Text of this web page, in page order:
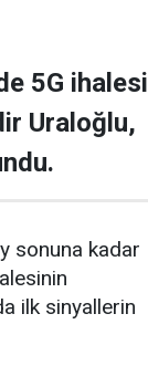
5G ihalesi
Uraloğlu,
sonuna kadar
ilk sinyallerin